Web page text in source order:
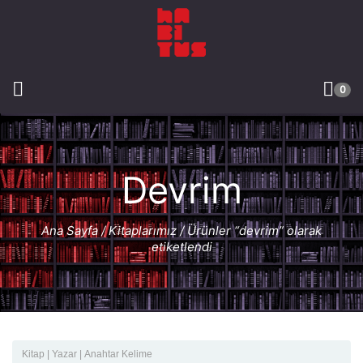
0
Devrim
Ana Sayfa/Kitaplarımız / Ürünler “devrim” olarak
etiketlendi